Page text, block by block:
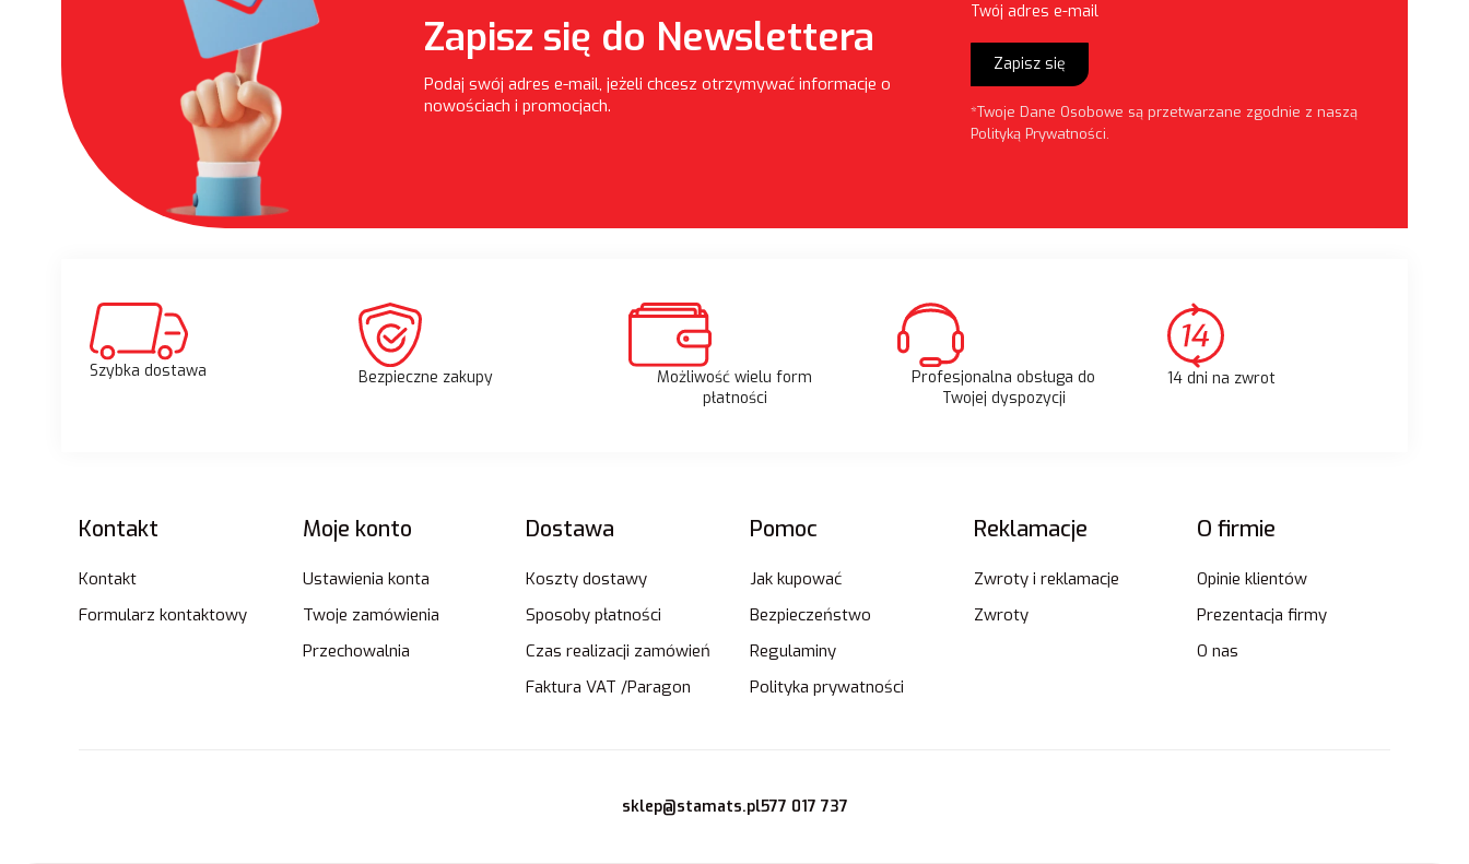
Zapisz się do Newslettera
Podaj swój adres e-mail, jeżeli chcesz otrzymywać informacje o
nowościach i promocjach.
Twój adres e-mail
Zapisz się
*Twoje Dane Osobowe są przetwarzane zgodnie z naszą
Polityką Prywatności.
Szybka dostawa Bezpieczne zakupy
Możliwość wielu form
płatności
Profesjonalna obsługa do
Twojej dyspozycji
14 dni na zwrot
Linki w stopce
Kontakt
Kontakt
Formularz kontaktowy
Moje konto
Ustawienia konta
Twoje zamówienia
Przechowalnia
Dostawa
Koszty dostawy
Sposoby płatności
Czas realizacji zamówień
Faktura VAT /Paragon
Pomoc
Jak kupować
Bezpieczeństwo
Regulaminy
Polityka prywatności
Reklamacje
Zwroty i reklamacje
Zwroty
O firmie
Opinie klientów
Prezentacja firmy
O nas
sklep@stamats.pl577 017 737